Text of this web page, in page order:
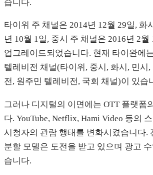
습니다.
타이위 주 채널은 2014년 12월 29일, 화
년 10월 1일, 중시 주 채널은 2016년 2월
업그레이드되었습니다. 현재 타이완에
텔레비전 채널(타이위, 중시, 화시, 민시,
전, 원주민 텔레비전, 국회 채널)이 있습
그러나 디지털의 이면에는 OTT 플랫폼
다. YouTube, Netflix, Hami Video 등의
시청자의 관람 행태를 변화시켰습니다.
분할 모델은 도전을 받고 있으며 광고
습니다.